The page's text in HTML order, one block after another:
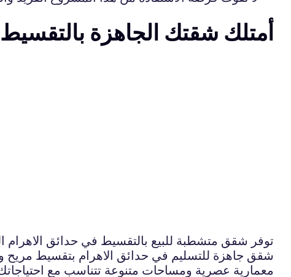
أمتلك شقتك الجاهزة
توفر شقق متشطبة للبيع بالتقسيط في حدائق
شقق جاهزة للتسليم في حدائق الاهرام بتقسيط مريح
معمارية عصرية ومساحات متنوعة تتناسب مع